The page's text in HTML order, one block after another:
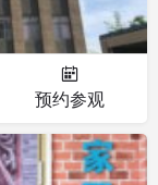
预约参观